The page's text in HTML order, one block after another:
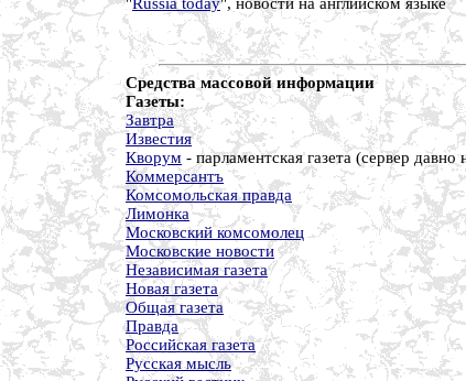
Средства массовой информации
Газеты:
Завтра
Известия
Кворум - парламентская газета (сервер давно
Коммерсантъ
Комсомольская правда
Лимонка
Московский комсомолец
Московские новости
Независимая газета
Новая газета
Общая газета
Правда
Российская газета
Русская мысль